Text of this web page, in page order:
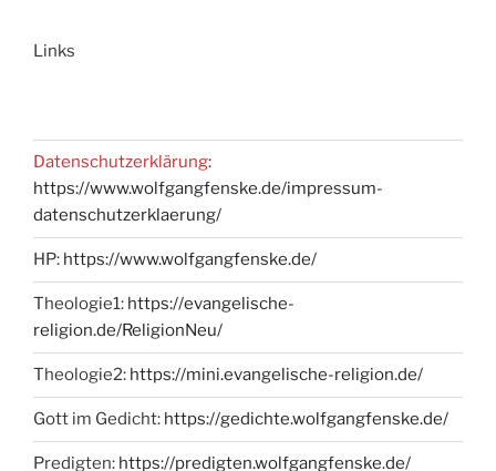
Links
Datenschutzerklärung:
https://www.wolfgangfenske.de/impressum-
datenschutzerklaerung/
HP: https://www.wolfgangfenske.de/
Theologie1: https://evangelische-
religion.de/ReligionNeu/
Theologie2: https://mini.evangelische-religion.de/
Gott im Gedicht: https://gedichte.wolfgangfenske.de/
Predigten: https://predigten.wolfgangfenske.de/